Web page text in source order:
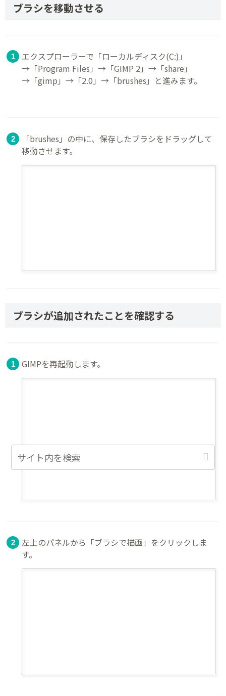
ブラシを移動させる
エクスプローラーで「ローカルディスク(C:)」
→「Program Files」→「GIMP 2」→「share」
→「gimp」→「2.0」→「brushes」と進みます。
「brushes」の中に、保存したブラシをドラッグして
移動させます。
ブラシが追加されたことを確認する
GIMPを再起動します。
左上のパネルから「ブラシで描画」をクリックしま
す。